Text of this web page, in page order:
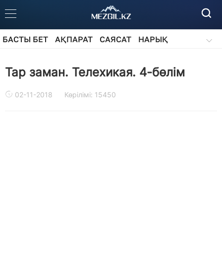
БАСТЫ БЕТ АҚПАРАТ САЯСАТ
НАРЫҚ
Тар заман. Телехикая. 4-бөлім
02-11-2018 Көрілімі: 15450